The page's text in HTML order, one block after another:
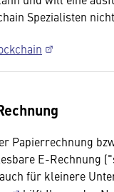
Spezialisten
Papierrechnung
E-Rechnung
für kleinere